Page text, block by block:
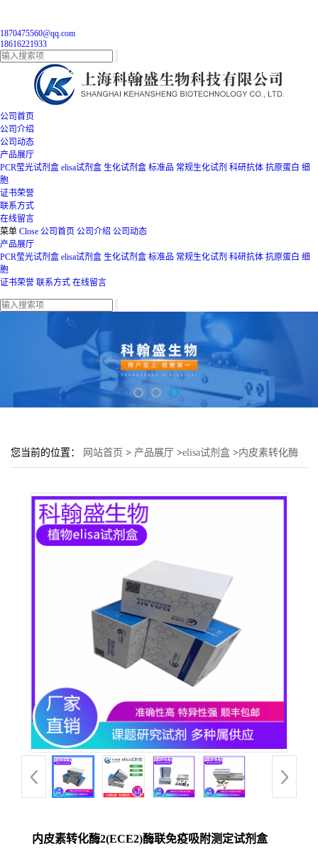
1870475560@qq.com
18616221933
公司首页
公司介绍
公司动态
产品展厅
PCR莹光试剂盒 elisa试剂盒 生化试剂盒 标准品 常规生化试剂 科研抗体 抗原蛋白 细
胞
证书荣誉
联系方式
在线留言
菜单 Close 公司首页 公司介绍 公司动态
产品展厅
PCR莹光试剂盒 elisa试剂盒 生化试剂盒 标准品 常规生化试剂 科研抗体 抗原蛋白 细
胞
证书荣誉 联系方式 在线留言
您当前的位置： 网站首页 > 产品展厅 >elisa试剂盒 >内皮素转化酶
内皮素转化酶2(ECE2)酶联免疫吸附测定试剂盒